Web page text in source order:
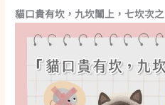
貓口貴有坎，九坎闈上，七坎次之